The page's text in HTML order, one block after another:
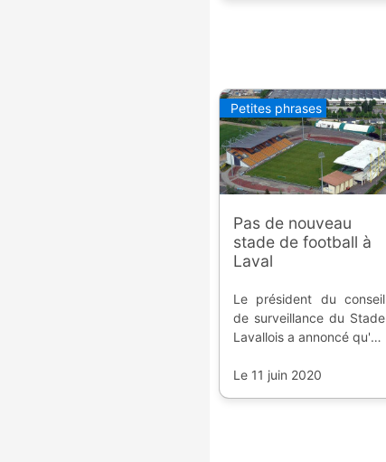
Petites phrases
Pas de nouveau
stade de football à
Laval
Le président du conseil
de surveillance du Stade
Lavallois a annoncé qu'un
fonction est
Le 11 juin 2020